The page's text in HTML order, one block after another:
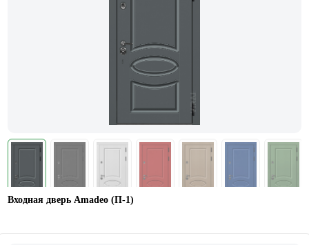
Входная дверь Amadeo (П-1)